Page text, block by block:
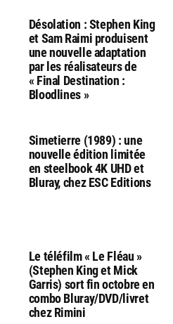
Désolation : Stephen King
et Sam Raimi produisent
une nouvelle adaptation
par les réalisateurs de
« Final Destination :
Bloodlines »
Simetierre (1989) : une
nouvelle édition limitée
en steelbook 4K UHD et
Bluray, chez ESC Editions
Le téléfilm « Le Fléau »
(Stephen King et Mick
Garris) sort fin octobre en
combo Bluray/DVD/livret
chez Rimini